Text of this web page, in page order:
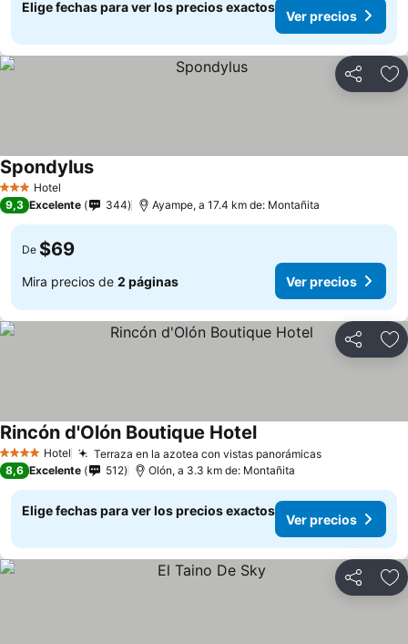
Elige fechas para ver los precios exactos
Ver precios
Compartir
3 Estrellas
Hotel
SpondylusVer precios
9,3 Excelente 344 Ayampe, a 17.4 km de: Montañita
De $69
Mira precios de 2 páginas Ver precios
Compartir
4 EstrellasHotel Terraza en la azotea con vistas panorámicasVer precios
Rincón d'Olón Boutique HotelVer precios
8,6 Excelente 512 Olón, a 3.3 km de: Montañita
Elige fechas para ver los precios exactos
Ver precios
Compartir